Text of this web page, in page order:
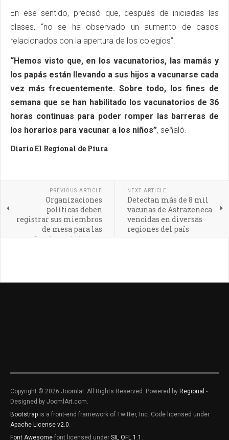
En ese sentido, precisó que, después de iniciadas las
clases, “no se ha observado un aumento de casos
relacionados con la apertura de los colegios”.
“Hemos visto que, en los vacunatorios, las mamás y
los papás están llevando a sus hijos a vacunarse cada
vez más frecuentemente. Sobre todo, los fines de
semana que se han habilitado los vacunatorios de 36
horas continuas para poder romper las barreras de
los horarios para vacunar a los niños”, señaló.
Diario El Regional de Piura
PREVIOUS ARTICLE
Organizaciones
políticas deben
registrar sus miembros
de mesa para las
elecciones internas
NEXT ARTICLE
Detectan más de 8 mil
vacunas de Astrazeneca
vencidas en diversas
regiones del país
Copyright © 2026 Joomla!. All Rights Reserved. Powered by Regional -
Designed by JoomlArt.com.
Bootstrap is a front-end framework of Twitter, Inc. Code licensed under
Apache License v2.0.
Font Awesome font licensed under SIL OFL 1.1 .